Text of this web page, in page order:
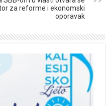
za reforme i ekonomski
oporavak